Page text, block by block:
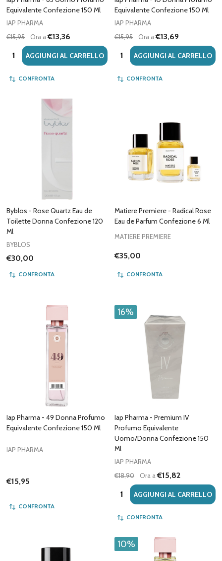
Equivalente Confezione 150 Ml
IAP PHARMA
€15,95
Ora a€13,36
Quantità:AGGIUNGI AL CARRELLO
CONFRONTA
Equivalente Confezione 150 Ml
IAP PHARMA
€15,95
Ora a€13,69
Quantità:AGGIUNGI AL CARRELLO
CONFRONTA
Byblos - Rose Quartz Eau de
Toilette Donna Confezione 120
Ml
BYBLOS
€30,00
CONFRONTA
Matiere Premiere - Radical Rose
Eau de Parfum Confezione 6 Ml
MATIERE PREMIERE
€35,00
CONFRONTA
Iap Pharma - 49 Donna Profumo
Equivalente Confezione 150 Ml
IAP PHARMA
€15,95
CONFRONTA
16%
Iap Pharma - Premium IV
Profumo Equivalente
Uomo/Donna Confezione 150
Ml
IAP PHARMA
€18,90
Ora a€15,82
Quantità:AGGIUNGI AL CARRELLO
CONFRONTA
10%